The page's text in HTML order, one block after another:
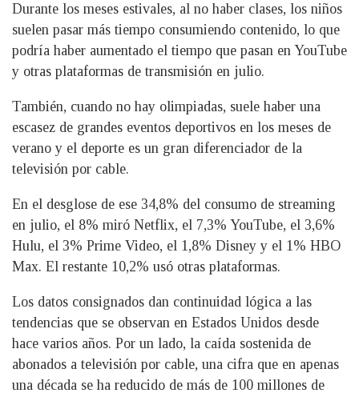
Durante los meses estivales, al no haber clases, los niños
suelen pasar más tiempo consumiendo contenido, lo que
podría haber aumentado el tiempo que pasan en YouTube
y otras plataformas de transmisión en julio.
También, cuando no hay olimpiadas, suele haber una
escasez de grandes eventos deportivos en los meses de
verano y el deporte es un gran diferenciador de la
televisión por cable.
En el desglose de ese 34,8% del consumo de streaming
en julio, el 8% miró Netflix, el 7,3% YouTube, el 3,6%
Hulu, el 3% Prime Video, el 1,8% Disney y el 1% HBO
Max. El restante 10,2% usó otras plataformas.
Los datos consignados dan continuidad lógica a las
tendencias que se observan en Estados Unidos desde
hace varios años. Por un lado, la caída sostenida de
abonados a televisión por cable, una cifra que en apenas
una década se ha reducido de más de 100 millones de